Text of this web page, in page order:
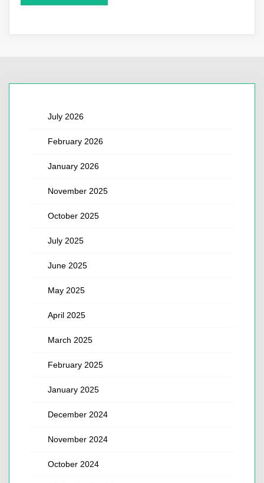
July 2026
February 2026
January 2026
November 2025
October 2025
July 2025
June 2025
May 2025
April 2025
March 2025
February 2025
January 2025
December 2024
November 2024
October 2024